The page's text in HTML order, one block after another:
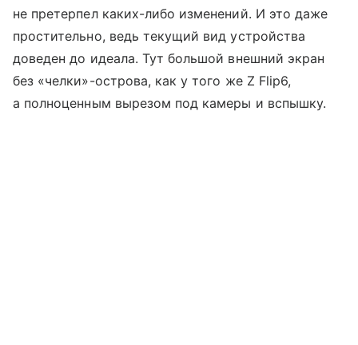
не претерпел каких-либо изменений. И это даже
простительно, ведь текущий вид устройства
доведен до идеала. Тут большой внешний экран
без «челки»-острова, как у того же Z Flip6,
а полноценным вырезом под камеры и вспышку.